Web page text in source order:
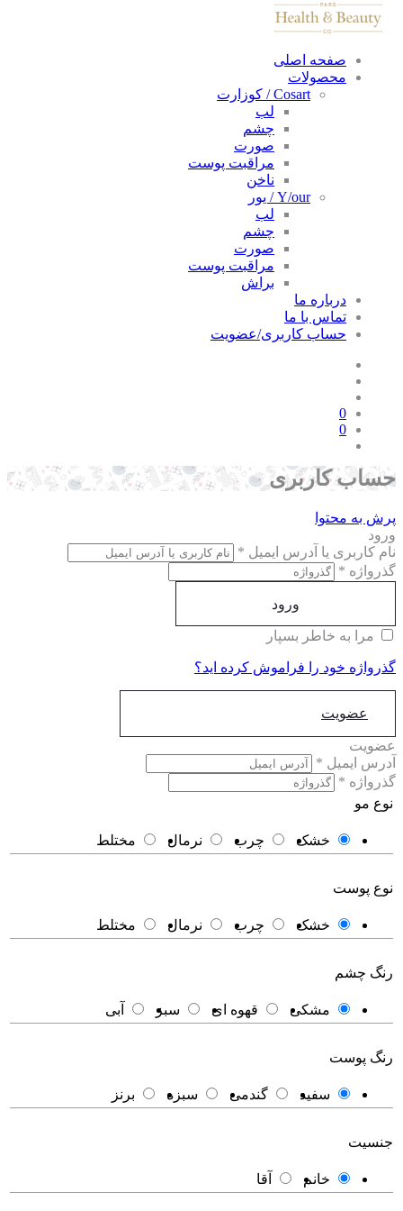
صفحه اصلی
محصولات
Cosart / کوزارت
لب
چشم
صورت
مراقبت پوست
ناخن
Y/our / یور
لب
چشم
صورت
مراقبت پوست
براش
درباره ما
تماس با ما
حساب کاربری/عضویت
0
0
کاربری
به محتوا
کاربری یا آدرس ایمیل*
*
ورود
مرا به خاطر بسپار
خود را فراموش کرده اید؟
عضویت
ایمیل*
*
مو
خشک چرب نرمال مختلط
پوست
خشک چرب نرمال مختلط
چشم
مشکی قهوه ای سبز آبی
پوست
سفید گندمی سبزه برنز
خانم آقا